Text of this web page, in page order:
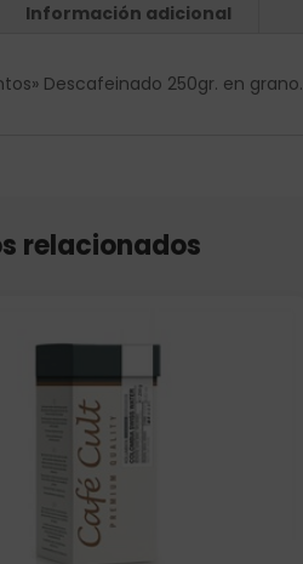
Información adicional
Descafeinado 250gr. en grano.
relacionados